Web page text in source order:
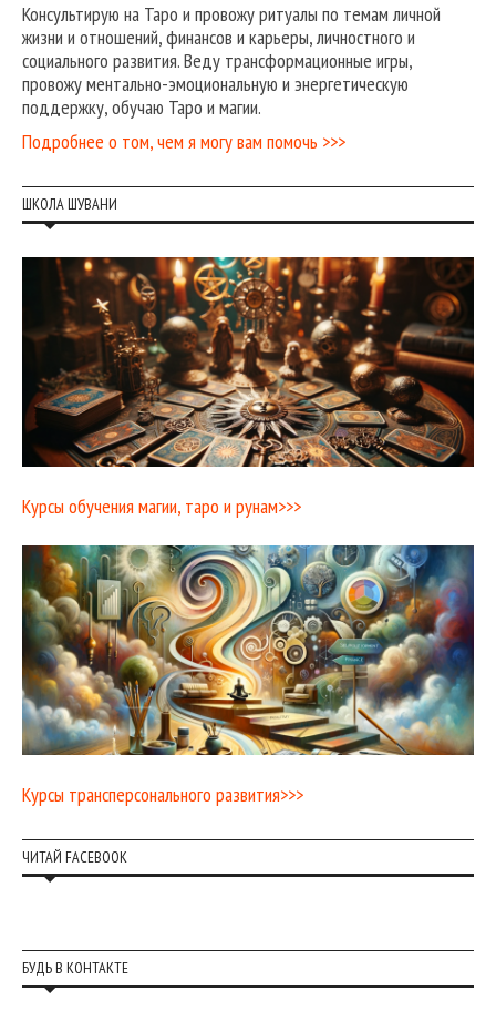
Консультирую на Таро и провожу ритуалы по темам личной
жизни и отношений, финансов и карьеры, личностного и
социального развития. Веду трансформационные игры,
провожу ментально-эмоциональную и энергетическую
поддержку, обучаю Таро и магии.
Подробнее о том, чем я могу вам помочь >>>
ШКОЛА ШУВАНИ
Курсы обучения магии, таро и рунам>>>
Курсы трансперсонального развития>>>
ЧИТАЙ FACEBOOK
БУДЬ В КОНТАКТЕ